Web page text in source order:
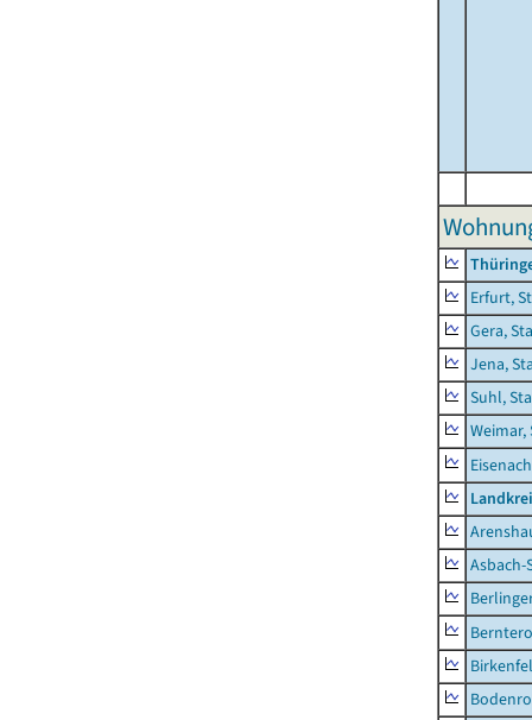
Erfurt,
Gera,
Jena,
Suhl,
Weimar,
Asbach-